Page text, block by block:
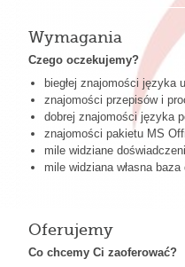
Wymagania
Czego oczekujemy?
biegłej znajomości języka
znajomości przepisów i
dobrej znajomości języka
znajomości pakietu MS
mile widziane
mile widziana własna
Oferujemy
Co chcemy Ci zaoferować?